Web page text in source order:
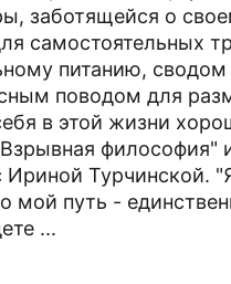
заботящейся о
самостоятельных
питанию,
поводом для
в этой жизни
философия"
Турчинской.
мой путь -
...